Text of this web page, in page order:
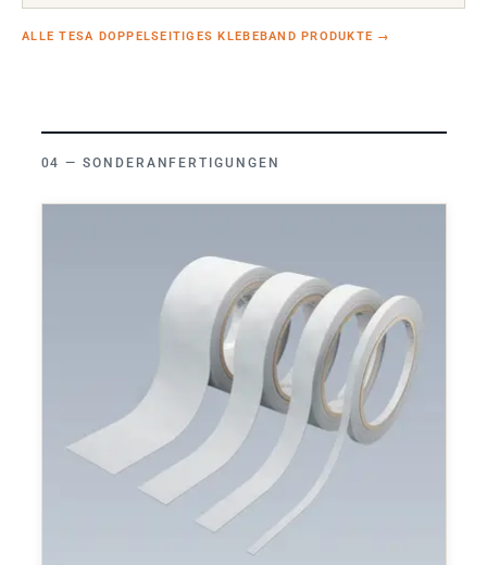
ALLE TESA DOPPELSEITIGES KLEBEBAND PRODUKTE →
SONDERANFERTIGUNGEN